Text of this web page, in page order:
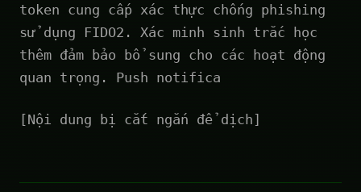
token cung cấp xác thực chống phishing
sử dụng FIDO2. Xác minh sinh trắc học
thêm đảm bảo bổ sung cho các hoạt động
quan trọng. Push notifica
[Nội dung bị cắt ngắn để dịch]